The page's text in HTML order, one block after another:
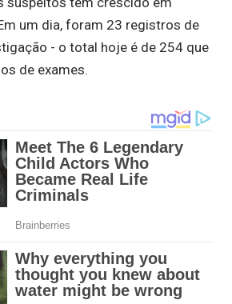
um dia, foram 23 registros de
- o total hoje é de 254 que
de exames.